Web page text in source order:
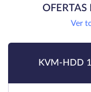
OFERTAS
Ver
KVM-HDD